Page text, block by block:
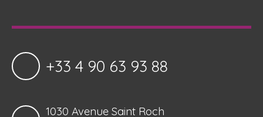
+33 4 90 63 93 88
1030 Avenue Saint Roch